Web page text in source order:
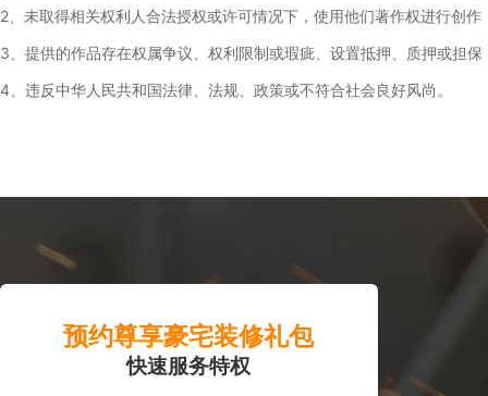
2、未取得相关权利人合法授权或许可情况下，使用他们著作权进行创
3、提供的作品存在权属争议、权利限制或瑕疵、设置抵押、质押或担
4、违反中华人民共和国法律、法规、政策或不符合社会良好风尚。
预约尊享豪宅装修礼包
快速服务特权